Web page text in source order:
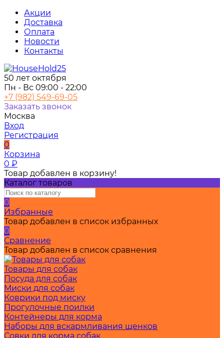
Акции
Доставка
Оплата
Новости
Контакты
50 лет октября
Пн - Вс 09:00 - 22:00
+7 (982) 549-69-05
Заказать звонок
Москва
Вход
Регистрация
0
Корзина
0 ₽
Товар добавлен в корзину!
Каталог товаров
0
Избранные
Товар добавлен в список избранных
0
Сравнение
Товар добавлен в список сравнения
Товары для собак
Посуда для собак
Миски для собак
Коврики под миску
Прогулочные поилки
Контейнеры для корма
Наборы для вскармливания щенков
Совки для корма собак